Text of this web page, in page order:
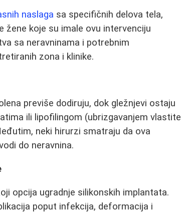
naslaga sa specifičnih delova tela,
žene koje su imale ovu intervenciju
sa neravninama i potrebnim
zona i klinike.
previše dodiruju, dok gležnjevi ostaju
ili lipofilingom (ubrizgavanjem vlastite
neki hirurzi smatraju da ova
do neravnina.
opcija ugradnje silikonskih implantata.
poput infekcija, deformacija i